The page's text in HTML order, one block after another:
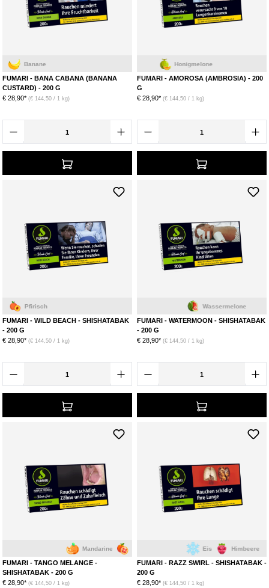
Banane
FUMARI - BANA CABANA (BANANA
CUSTARD) - 200 G
€ 28,90* (€ 144,50 / 1 kg)
Honigmelone
FUMARI - AMOROSA (AMBROSIA) - 200
G
€ 28,90* (€ 144,50 / 1 kg)
Pfirisch
FUMARI - WILD BEACH - SHISHATABAK
- 200 G
€ 28,90* (€ 144,50 / 1 kg)
Wassermelone
FUMARI - WATERMOON - SHISHATABAK
- 200 G
€ 28,90* (€ 144,50 / 1 kg)
Mandarine Grapefruit
FUMARI - TANGO MELANGE -
SHISHATABAK - 200 G
€ 28,90* (€ 144,50 / 1 kg)
Eis Himbeere
FUMARI - RAZZ SWIRL - SHISHATABAK -
200 G
€ 28,90* (€ 144,50 / 1 kg)